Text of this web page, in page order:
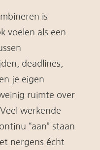
is
voelen als een
deadlines,
je eigen
ruimte over
werkende
“aan” staan
nergens écht